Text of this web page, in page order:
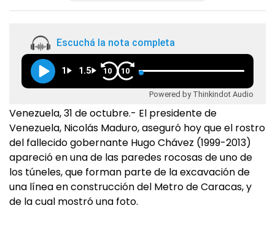
Escuchá la nota completa
1 1.5 10 10
Powered by Thinkindot Audio
Venezuela, 31 de octubre.- El presidente de
Venezuela, Nicolás Maduro, aseguró hoy que el rostro
del fallecido gobernante Hugo Chávez (1999-2013)
apareció en una de las paredes rocosas de uno de
los túneles, que forman parte de la excavación de
una línea en construcción del Metro de Caracas, y
de la cual mostró una foto.